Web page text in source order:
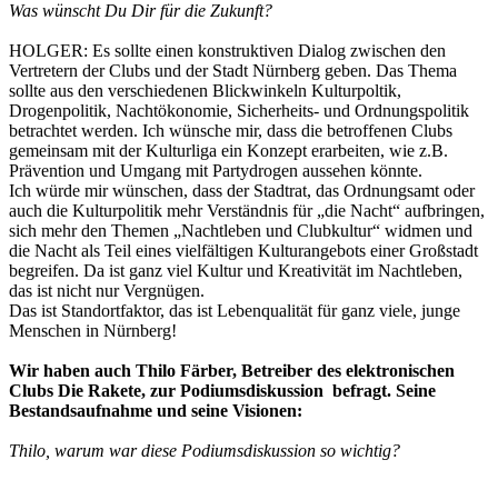
Was wünscht Du Dir für die Zukunft?
HOLGER: Es sollte einen konstruktiven Dialog zwischen den
Vertretern der Clubs und der Stadt Nürnberg geben. Das Thema
sollte aus den verschiedenen Blickwinkeln Kulturpoltik,
Drogenpolitik, Nachtökonomie, Sicherheits- und Ordnungspolitik
betrachtet werden. Ich wünsche mir, dass die betroffenen Clubs
gemeinsam mit der Kulturliga ein Konzept erarbeiten, wie z.B.
Prävention und Umgang mit Partydrogen aussehen könnte.
Ich würde mir wünschen, dass der Stadtrat, das Ordnungsamt oder
auch die Kulturpolitik mehr Verständnis für „die Nacht“ aufbringen,
sich mehr den Themen „Nachtleben und Clubkultur“ widmen und
die Nacht als Teil eines vielfältigen Kulturangebots einer Großstadt
begreifen. Da ist ganz viel Kultur und Kreativität im Nachtleben,
das ist nicht nur Vergnügen.
Das ist Standortfaktor, das ist Lebenqualität für ganz viele, junge
Menschen in Nürnberg!
Wir haben auch Thilo Färber, Betreiber des elektronischen
Clubs Die Rakete, zur Podiumsdiskussion befragt. Seine
Bestandsaufnahme und seine Visionen:
Thilo, warum war diese Podiumsdiskussion so wichtig?